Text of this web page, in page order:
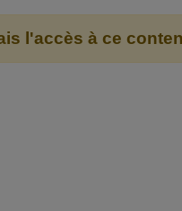
l'accès à ce